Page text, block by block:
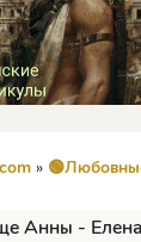
»
Анны -